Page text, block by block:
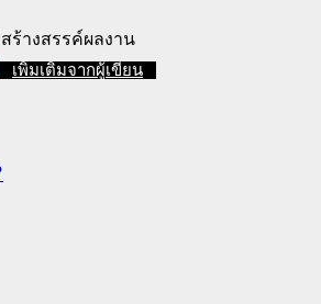
สร้างสรรค์ผลงาน
เพิ่มเติมจากผู้เขียน